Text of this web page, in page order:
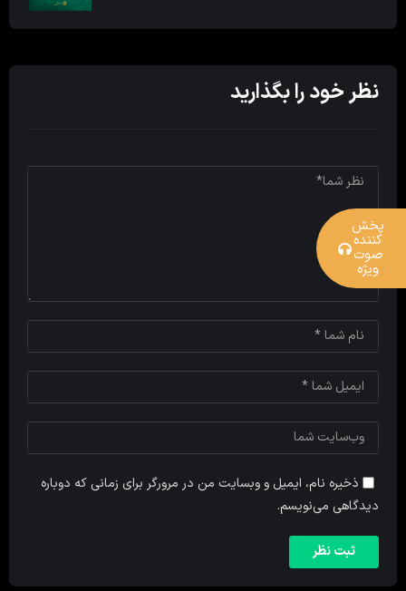
نظر خود را بگذارید
ذخیره نام، ایمیل و وبسایت من در مرورگر برای زمانی که دوباره
دیدگاهی می‌نویسم.
پخش
کننده
صوت
ویژه